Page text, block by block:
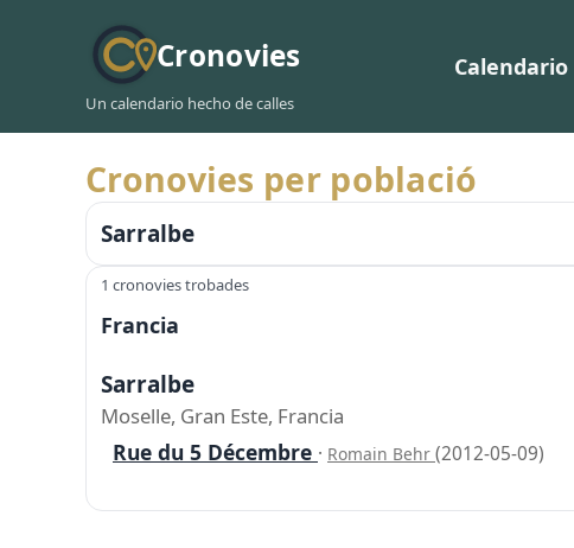
Cronovies
Un calendario hecho de calles
Calendario
Cronovies per població
Sarralbe
1 cronovies trobades
Francia
Sarralbe
Moselle, Gran Este, Francia
Rue du 5 Décembre · Romain Behr (2012-05-09)